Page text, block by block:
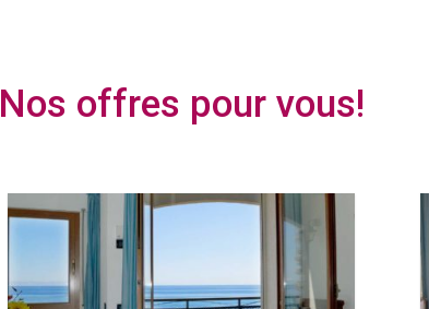
Nos offres pour vous!